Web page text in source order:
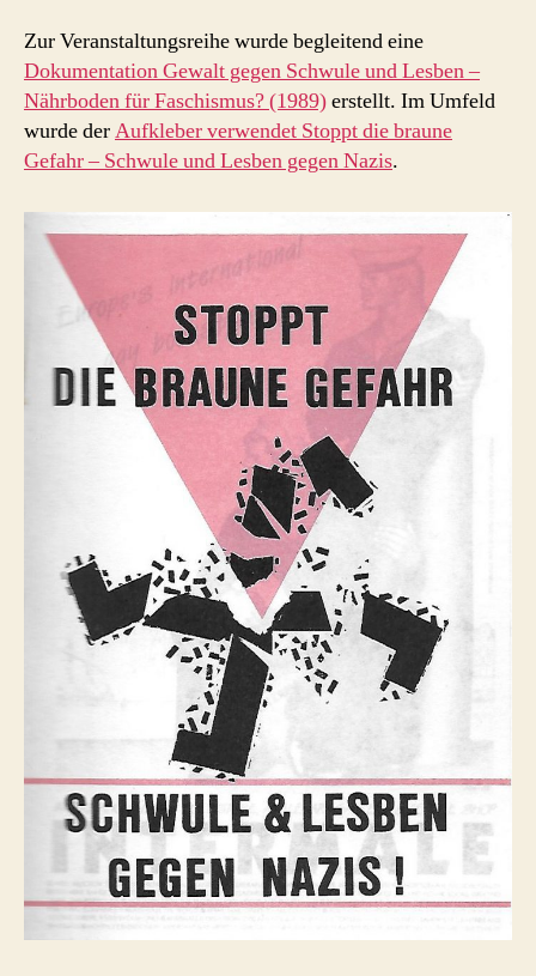
Zur Veranstaltungsreihe wurde begleitend eine
Dokumentation Gewalt gegen Schwule und Lesben –
Nährboden für Faschismus? (1989)erstellt. Im Umfeld
wurde derAufkleber verwendet Stoppt die braune
Gefahr – Schwule und Lesben gegen Nazis.